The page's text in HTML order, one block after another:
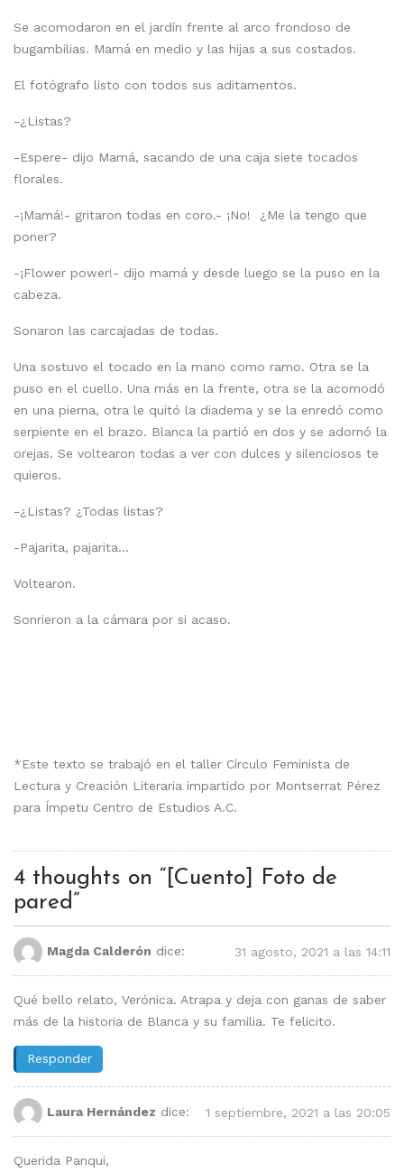
Se acomodaron en el jardín frente al arco frondoso de
bugambilias. Mamá en medio y las hijas a sus costados.
El fotógrafo listo con todos sus aditamentos.
-¿Listas?
-Espere- dijo Mamá, sacando de una caja siete tocados
florales.
-¡Mamá!- gritaron todas en coro.- ¡No! ¿Me la tengo que
poner?
-¡Flower power!- dijo mamá y desde luego se la puso en la
cabeza.
Sonaron las carcajadas de todas.
Una sostuvo el tocado en la mano como ramo. Otra se la
puso en el cuello. Una más en la frente, otra se la acomodó
en una pierna, otra le quitó la diadema y se la enredó como
serpiente en el brazo. Blanca la partió en dos y se adornó la
orejas. Se voltearon todas a ver con dulces y silenciosos te
quieros.
-¿Listas? ¿Todas listas?
-Pajarita, pajarita…
Voltearon.
Sonrieron a la cámara por si acaso.
*Este texto se trabajó en el taller Círculo Feminista de
Lectura y Creación Literaria impartido por Montserrat Pérez
para Ímpetu Centro de Estudios A.C.
4 thoughts on “ [Cuento] Foto de
pared”
Magda Calderón dice: 31 agosto, 2021 a las 14:11
Qué bello relato, Verónica. Atrapa y deja con ganas de saber
más de la historia de Blanca y su familia. Te felicito.
Responder
Laura Hernández dice: 1 septiembre, 2021 a las 20:05
Querida Panqui,